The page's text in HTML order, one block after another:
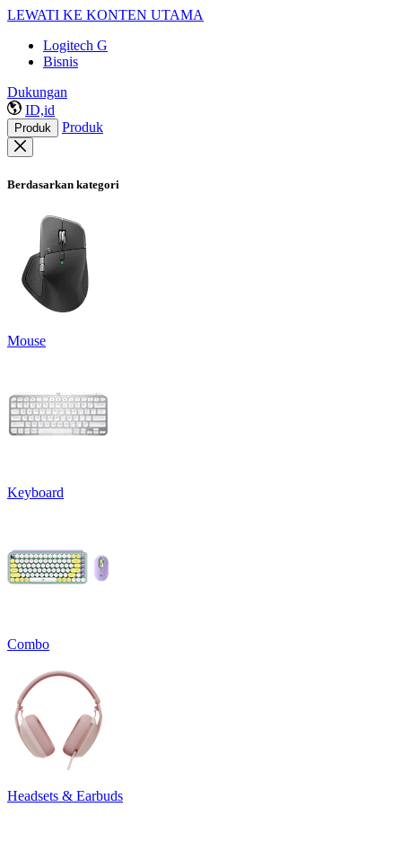
LEWATI KE KONTEN UTAMA
Logitech G
Bisnis
Dukungan
ID,id
Produk Produk
Berdasarkan kategori
Mouse
Keyboard
Combo
Headsets & Earbuds